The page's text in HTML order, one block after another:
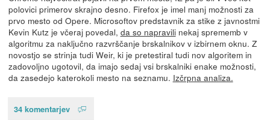
polovici primerov skrajno desno. Firefox je imel manj možnosti za
prvo mesto od Opere. Microsoftov predstavnik za stike z javnostmi
Kevin Kutz je včeraj povedal, da so napravilinekaj sprememb v
algoritmu za naključno razvrščanje brskalnikov v izbirnem oknu. Z
novostjo se strinja tudi Weir, ki je pretestiral tudi nov algoritem in
zadovoljno ugotovil, da imajo sedaj vsi brskalniki enake možnosti,
da zasedejo katerokoli mesto na seznamu. Izčrpna analiza.
34 komentarjev